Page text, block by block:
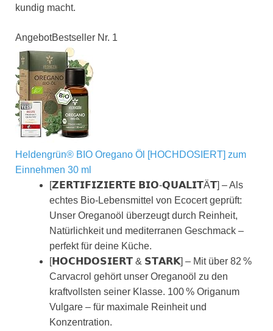
kundig macht.
AngebotBestseller Nr. 1
Heldengrün® BIO Oregano Öl [HOCHDOSIERT] zum
Einnehmen 30 ml
[𝗭𝗘𝗥𝗧𝗜𝗙𝗜𝗭𝗜𝗘𝗥𝗧𝗘 𝗕𝗜𝗢-𝗤𝗨𝗔𝗟𝗜𝗧Ä𝗧] – Als
echtes Bio-Lebensmittel von Ecocert geprüft:
Unser Oreganoöl überzeugt durch Reinheit,
Natürlichkeit und mediterranen Geschmack –
perfekt für deine Küche.
[𝗛𝗢𝗖𝗛𝗗𝗢𝗦𝗜𝗘𝗥𝗧 & 𝗦𝗧𝗔𝗥𝗞] – Mit über 82 %
Carvacrol gehört unser Oreganoöl zu den
kraftvollsten seiner Klasse. 100 % Origanum
Vulgare – für maximale Reinheit und
Konzentration.